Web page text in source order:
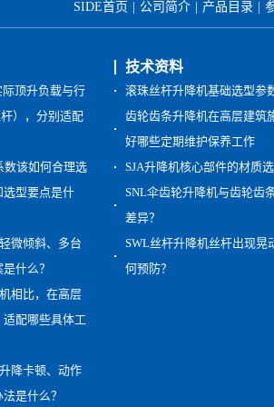
SIDE首页 公司简介 产品目录
顶升负载与行
），分别适配
数该如何合理选
选型要点是什
微倾斜、多台
什么？
相比，在高层
配哪些具体工
降卡顿、动作
是什么？
技术资料
滚珠丝杆升降机基础选型参
齿轮齿条升降机在高层建筑
好哪些定期维护保养工作
SJA升降机核心部件的材质
SNL伞齿轮升降机与齿轮齿
差异？
SWL丝杆升降机丝杆出现晃
何预防？